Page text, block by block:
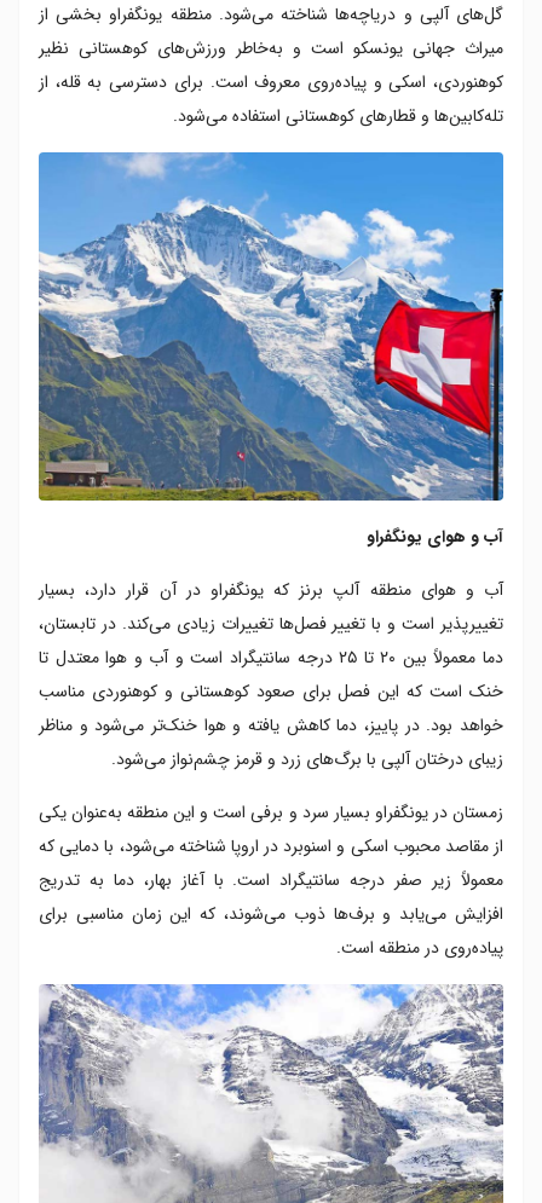
گل‌های آلپی و دریاچه‌ها شناخته می‌شود. منطقه یونگفراو بخشی از
میراث جهانی یونسکو است و به‌خاطر ورزش‌های کوهستانی نظیر
کوهنوردی، اسکی و پیاده‌روی معروف است. برای دسترسی به قله، از
تله‌کابین‌ها و قطارهای کوهستانی استفاده می‌شود.
آب و هوای یونگفراو
آب و هوای منطقه آلپ برنز که یونگفراو در آن قرار دارد، بسیار
تغییرپذیر است و با تغییر فصل‌ها تغییرات زیادی می‌کند. در تابستان،
دما معمولاً بین ۲۰ تا ۲۵ درجه سانتیگراد است و آب و هوا معتدل تا
خنک است که این فصل برای صعود کوهستانی و کوهنوردی مناسب
خواهد بود. در پاییز، دما کاهش یافته و هوا خنک‌تر می‌شود و مناظر
زیبای درختان آلپی با برگ‌های زرد و قرمز چشم‌نواز می‌شود.
زمستان در یونگفراو بسیار سرد و برفی است و این منطقه به‌عنوان یکی
از مقاصد محبوب اسکی و اسنوبرد در اروپا شناخته می‌شود، با دمایی که
معمولاً زیر صفر درجه سانتیگراد است. با آغاز بهار، دما به تدریج
افزایش می‌یابد و برف‌ها ذوب می‌شوند، که این زمان مناسبی برای
پیاده‌روی در منطقه است.